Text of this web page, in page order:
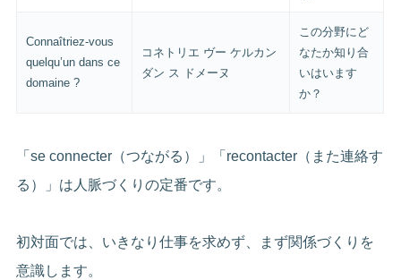
Connaîtriez-vous
quelqu’un dans ce
domaine ?
コネトリエ ヴー ケルカン
ダン ス ドメーヌ
この分野にど
なたか知り合
いはいます
か？
「se connecter（つながる）」「recontacter（また連絡す
る）」は人脈づくりの定番です。
初対面では、いきなり仕事を求めず、まず関係づくりを
意識します。